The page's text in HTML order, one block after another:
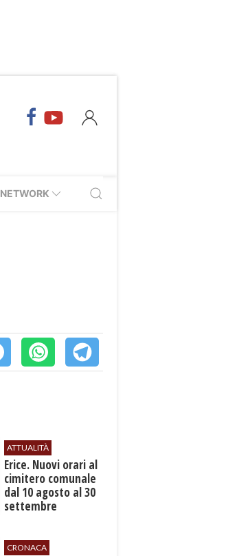
NETWORK
ATTUALITÀ
​Erice. Nuovi orari al
cimitero comunale
dal 10 agosto al 30
settembre
CRONACA